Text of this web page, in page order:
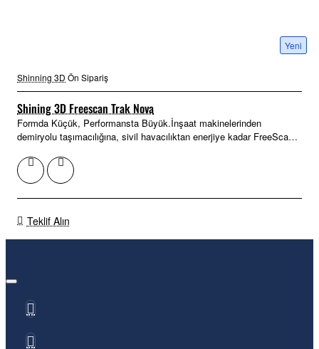
Yeni
Shinning 3D Ön Sipariş
Shining 3D Freescan Trak Nova
Formda Küçük, Performansta Büyük.İnşaat makinelerinden
demiryolu taşımacılığına, sivil havacılıktan enerjiye kadar FreeScan
Teklif Alın